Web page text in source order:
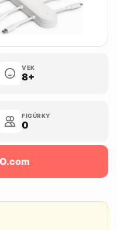
VEK
8+
FIGÚRKY
0